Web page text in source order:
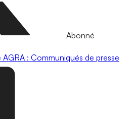
Abonné
AGRA : Communiqués de presse